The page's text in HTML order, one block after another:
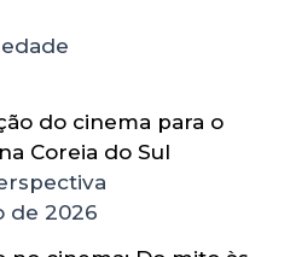
do cinema para o
Coreia do Sul
de 2026